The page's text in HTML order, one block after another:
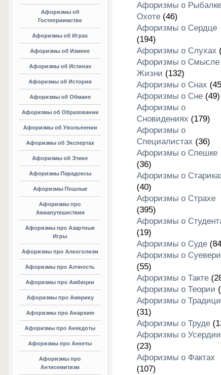
Афоризмы об
Гостеприимстве
Афоризмы об Играх
Афоризмы об Измене
Афоризмы об Истинах
Афоризмы об Истории
Афоризмы об Обмане
Афоризмы об Образовании
Афоризмы об Увольнении
Афоризмы об Экспертах
Афоризмы об Этике
Афоризмы Парадоксы
Афоризмы Пошлые
Афоризмы про
Авиапутешествия
Афоризмы про Азартные
Игры
Афоризмы про Алкоголизм
Афоризмы про Алчность
Афоризмы про Амбиции
Афоризмы про Америку
Афоризмы про Анархию
Афоризмы про Анекдоты
Афоризмы про Анкеты
Афоризмы про
Антисемитизм
Афоризмы о
Охоте(46)
Афоризмы о Сердце
(194)
Афоризмы о Слухах
Афоризмы о Смысле
Жизни (132)
Афоризмы о Снах
Афоризмы о Сне(49)
Афоризмы о
Сновидениях (179)
Афоризмы о
Специалистах (36)
Афоризмы о Спешке
(36)
Афоризмы о
(40)
Афоризмы о Страхе
(395)
Афоризмы о
(19)
Афоризмы о Суде
Афоризмы о
(55)
Афоризмы о Такте
Афоризмы о Теории
Афоризмы о
(31)
Афоризмы о Труде
Афоризмы о Усердии
(23)
Афоризмы о Фактах
(107)